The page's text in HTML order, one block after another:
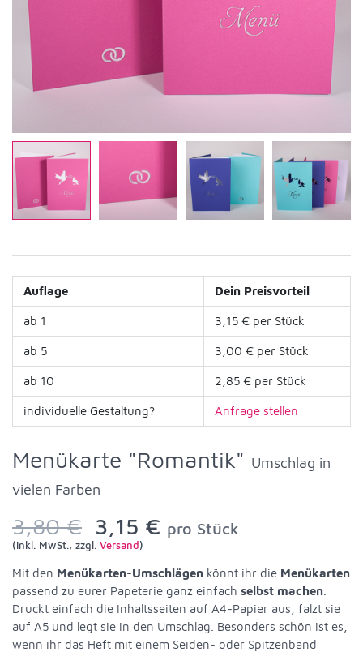
Auflage Dein Preisvorteil
ab 1 3,15 € per Stück
ab 5 3,00 € per Stück
ab 10 2,85 € per Stück
individuelle Gestaltung? Anfrage stellen
Menükarte "Romantik" Umschlag in
vielen Farben
3,80 € 3,15 € pro Stück
(inkl. MwSt., zzgl. Versand)
Mit den Menükarten-Umschlägen könnt ihr die Menükarten
passend zu eurer Papeterie ganz einfach selbst machen
Druckt einfach die Inhaltsseiten auf A4-Papier aus, falzt sie
auf A5 und legt sie in den Umschlag. Besonders schön ist es,
wenn ihr das Heft mit einem Seiden- oder Spitzenband